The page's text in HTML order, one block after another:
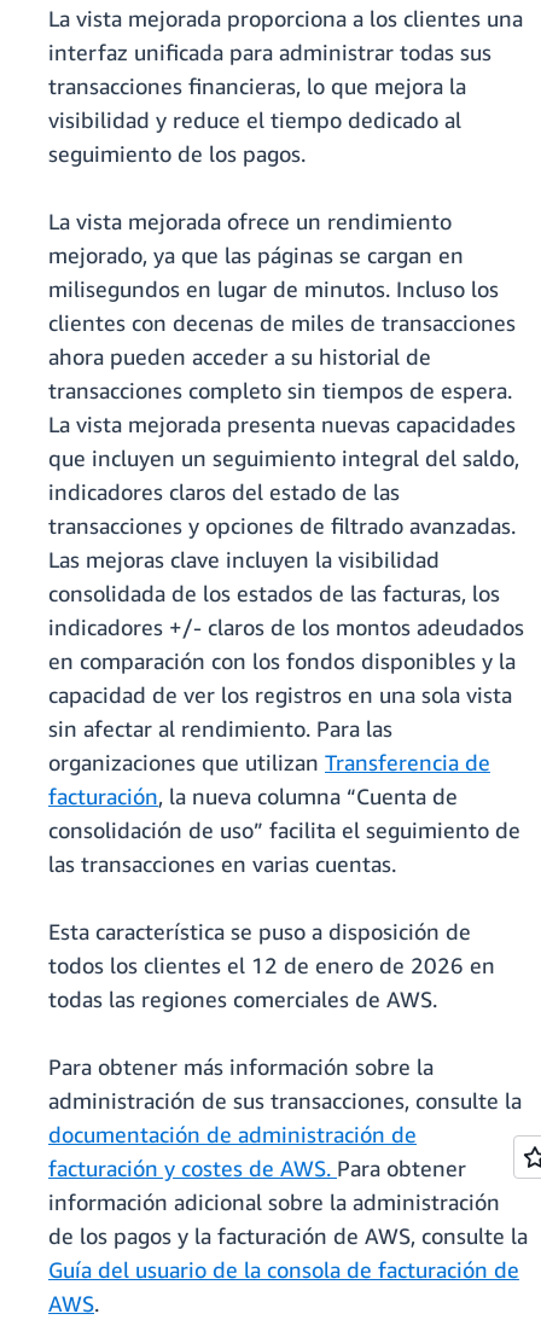
La vista mejorada proporciona a los clientes una
interfaz unificada para administrar todas sus
transacciones financieras, lo que mejora la
visibilidad y reduce el tiempo dedicado al
seguimiento de los pagos.
La vista mejorada ofrece un rendimiento
mejorado, ya que las páginas se cargan en
milisegundos en lugar de minutos. Incluso los
clientes con decenas de miles de transacciones
ahora pueden acceder a su historial de
transacciones completo sin tiempos de espera.
La vista mejorada presenta nuevas capacidades
que incluyen un seguimiento integral del saldo,
indicadores claros del estado de las
transacciones y opciones de filtrado avanzadas.
Las mejoras clave incluyen la visibilidad
consolidada de los estados de las facturas, los
indicadores +/- claros de los montos adeudados
en comparación con los fondos disponibles y la
capacidad de ver los registros en una sola vista
sin afectar al rendimiento. Para las
organizaciones que utilizan Transferencia de
facturación, la nueva columna “Cuenta de
consolidación de uso” facilita el seguimiento de
las transacciones en varias cuentas.
Esta característica se puso a disposición de
todos los clientes el 12 de enero de 2026 en
todas las regiones comerciales de AWS.
Para obtener más información sobre la
administración de sus transacciones, consulte la
documentación de administración de
facturación y costes de AWS. Para obtener
información adicional sobre la administración
de los pagos y la facturación de AWS, consulte la
Guía del usuario de la consola de facturación de
AWS.